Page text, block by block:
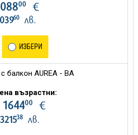
00€
60лв.
ИЗБЕРИ
балкон AUREA - BA
възрастни:
164400€
321538лв.